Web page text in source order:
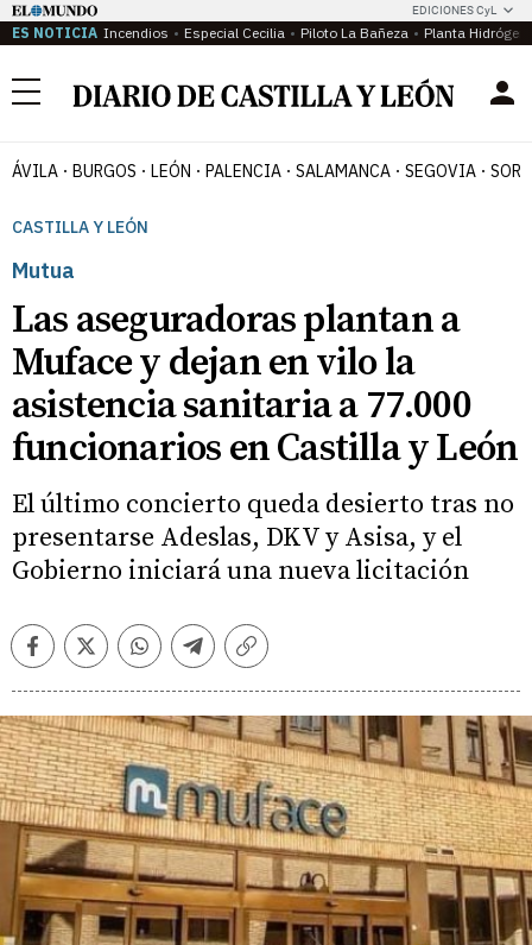
EDICIONES CyL
ES NOTICIA Incendios Especial Cecilia Piloto La Bañeza Planta
Menú
ÁVILA BURGOS LEÓN PALENCIA SALAMANCA SEGOVIA
CASTILLA Y LEÓN
Mutua
Las aseguradoras plantan a
Muface y dejan en vilo la
asistencia sanitaria a 77.000
funcionarios en Castilla y León
El último concierto queda desierto tras no
presentarse Adeslas, DKV y Asisa, y el
Gobierno iniciará una nueva licitación
FacebookTwitterWhatsappTelegramCopiar